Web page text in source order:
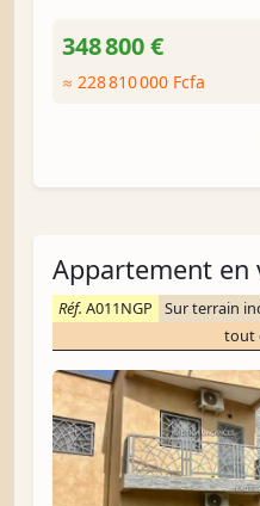
348 800 €
≈ 228 810 000 Fcfa
Appartement en
Réf. A011NGP Sur terrain
tout